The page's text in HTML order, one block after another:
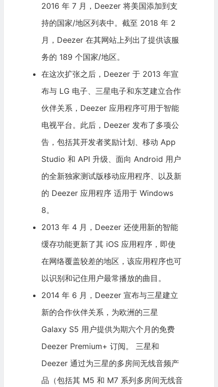
2016 年 7 月，Deezer 将美国添加到支
持的国家/地区列表中。截至 2018 年 2
月，Deezer 在其网站上列出了提供该服
务的 189 个国家/地区。
在这次扩张之后，Deezer 于 2013 年宣
布与 LG 电子、 三星电子和东芝建立合作
伙伴关系，Deezer 应用程序可用于智能
电视平台。此后，Deezer 发布了多项公
告，包括其开发者奖励计划、移动 App
Studio 和 API 升级、面向 Android 用户
的全新独家测试版移动应用程序、以及新
的 Deezer 应用程序 适用于 Windows
8。
2013 年 4 月，Deezer 还使用新的智能
缓存功能更新了其 iOS 应用程序，即使
在网络覆盖较差的地区，该应用程序也可
以识别和记住用户最常播放的曲目。
2014 年 6 月，Deezer 宣布与三星建立
新的合作伙伴关系，为欧洲的三星
Galaxy S5 用户提供为期六个月的免费
Deezer Premium+ 订阅。 三星和
Deezer 通过为三星的多房间无线音频产
品（包括其 M5 和 M7 系列多房间无线音